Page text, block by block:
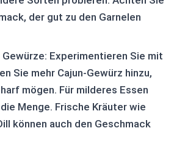
der gut zu den Garnelen
Experimentieren Sie mit
Sie mehr Cajun-Gewürz hinzu,
mögen. Für milderes Essen
Menge. Frische Kräuter wie
können auch den Geschmack